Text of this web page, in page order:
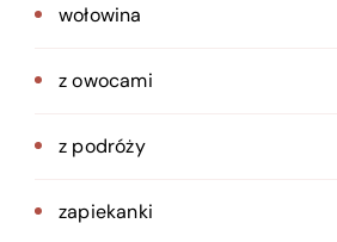
wołowina
z owocami
z podróży
zapiekanki